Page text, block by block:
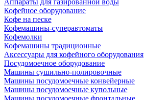
Аппараты для газированной воды
Кофейное оборудование
Кофе на песке
Кофемашины-суперавтоматы
Кофемолки
Кофемашины традиционные
Аксессуары для кофейного оборудования
Посудомоечное оборудование
Машины сушильно-полировочные
Машины посудомоечные конвейерные
Машины посудомоечные купольные
Машины посудомоечные фронтальные